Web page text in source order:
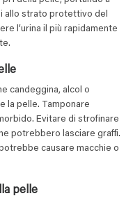
allo strato protettivo del
l’urina il più rapidamente
candeggina, alcol o
la pelle. Tamponare
Evitare di strofinare
potrebbero lasciare graffi.
causare macchie o
pelle